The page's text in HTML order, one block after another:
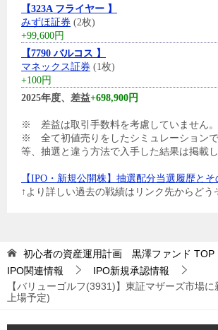
【323A フライヤー 】
みずほ証券 (2枚)
+99,600円
【7790 バルコス 】
マネックス証券 (1枚)
+100円
2025年度、差益+698,900円
※ 差益は取引手数料を考慮していません。
※ 全て初値売りをしたシミュレーション
等、抽選と違う方法で入手した結果は掲載し
【IPO・新規公開株】抽選配分当選履歴と
↑より詳しい過去の戦績はリンク先からどう
初心者の資産運用計画 黒澤ファンド TOP
IPO関連情報
IPO新規承認情報
【バリューゴルフ(3931)】東証マザーズ市場
上場予定)